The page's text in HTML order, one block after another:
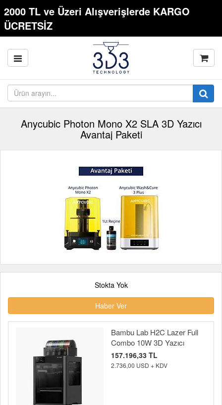
2000 TL ve Üzeri Alışverişlerde KARGO
ÜCRETSİZ
Anycubic Photon Mono X2 SLA 3D Yazıcı
Avantaj Paketi
Stokta Yok
Haber Ver
Bambu Lab H2C Lazer Full
Combo 10W 3D Yazıcı
157.196,33 TL
2.736,00 USD + KDV